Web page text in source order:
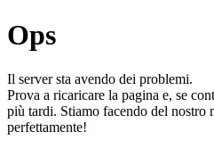
Ops
Il server sta avendo dei problemi.
Prova a ricaricare la pagina e, se
più tardi. Stiamo facendo del
perfettamente!